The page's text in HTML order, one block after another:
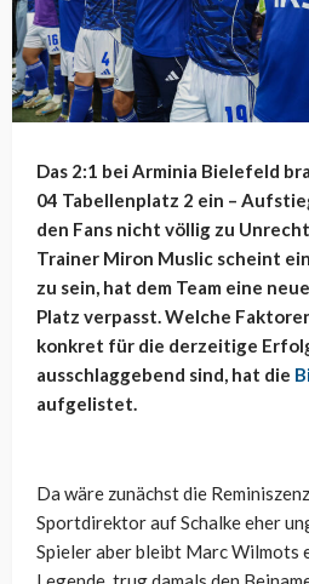
Das 2:1 bei Arminia Bielefeld
04 Tabellenplatz 2 ein –
den Fans nicht völlig zu
Trainer Miron Muslic scheint
zu sein, hat dem Team eine
Platz verpasst. Welche
konkret für die derzeitige
ausschlaggebend sind, hat die
aufgelistet.
Da wäre zunächst die
Sportdirektor auf Schalke eher
Spieler aber bleibt Marc Wilmots